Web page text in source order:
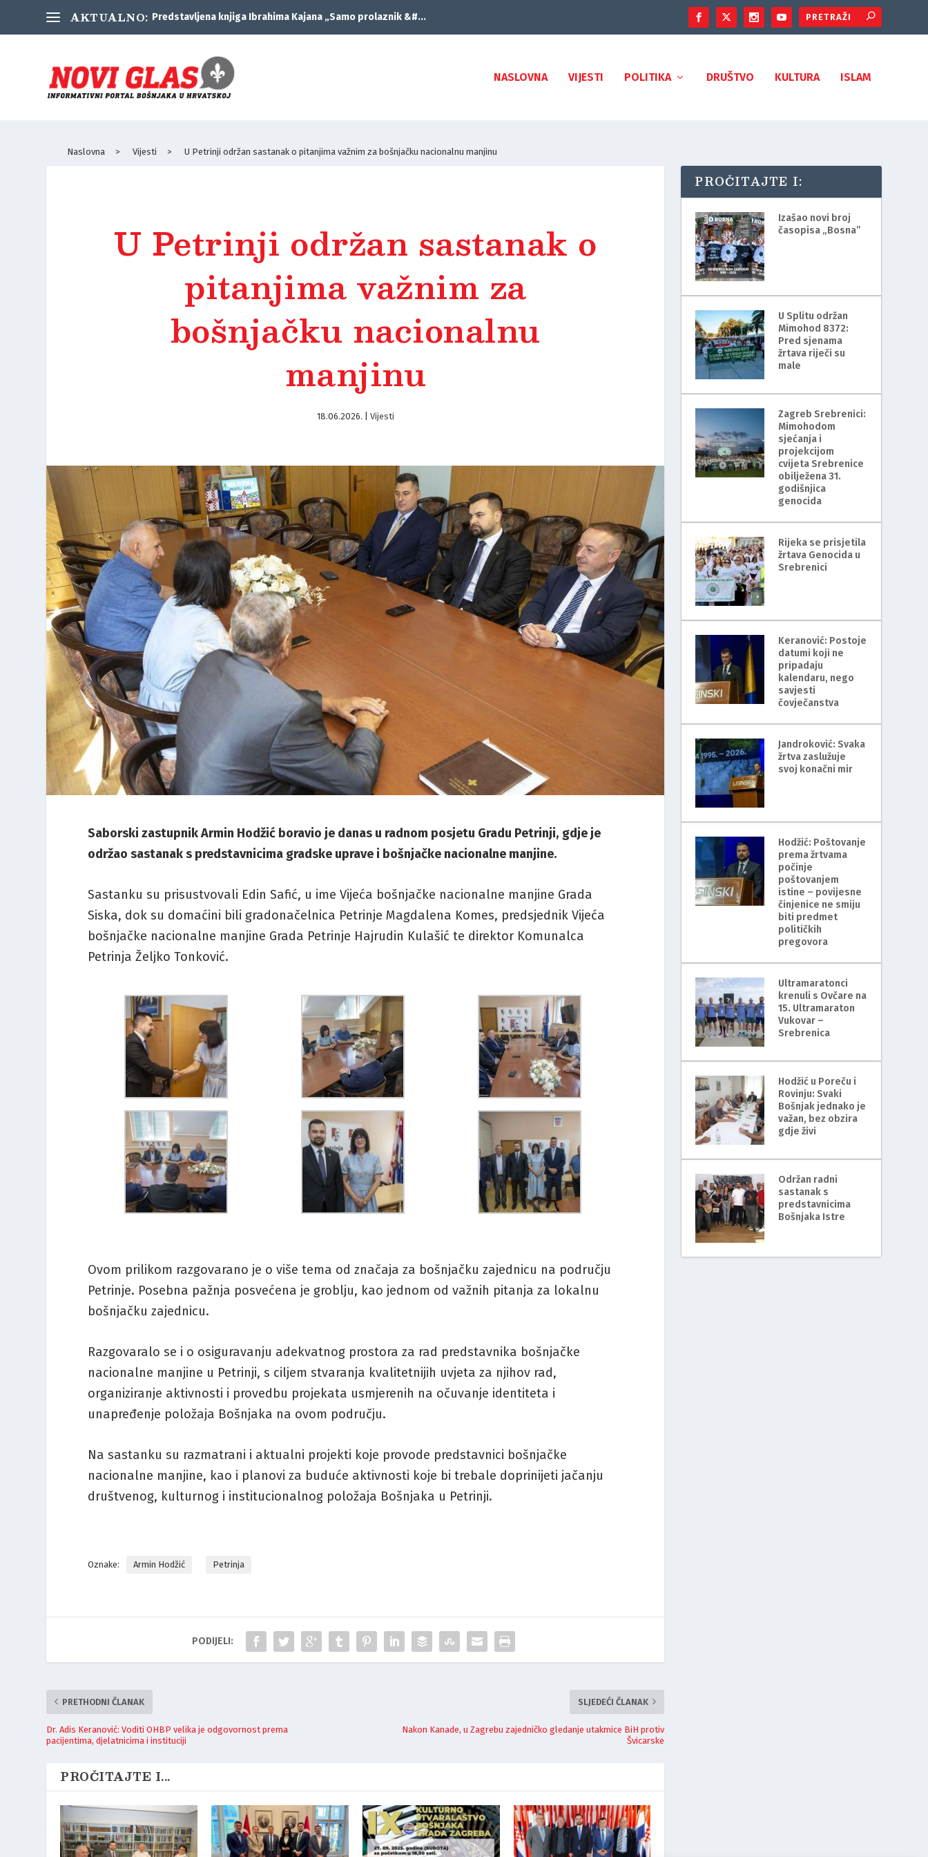
AKTUALNO: Predstavljena knjiga Ibrahima Kajana „Samo prolaznik &#...
NASLOVNA VIJESTI POLITIKA DRUŠTVO KULTURA ISLAM
Naslovna > Vijesti > U Petrinji održan sastanak o pitanjima važnim za bošnjačku nacionalnu manjinu
U Petrinji održan sastanak o
pitanjima važnim za
bošnjačku nacionalnu
manjinu
18.06.2026. Vijesti
Saborski zastupnik Armin Hodžić boravio je danas u radnom posjetu Gradu Petrinji, gdje je
održao sastanak s predstavnicima gradske uprave i bošnjačke nacionalne manjine.
Sastanku su prisustvovali Edin Safić, u ime Vijeća bošnjačke nacionalne manjine Grada
Siska, dok su domaćini bili gradonačelnica Petrinje Magdalena Komes, predsjednik Vijeća
bošnjačke nacionalne manjine Grada Petrinje Hajrudin Kulašić te direktor Komunalca
Petrinja Željko Tonković.
Ovom prilikom razgovarano je o više tema od značaja za bošnjačku zajednicu na području
Petrinje. Posebna pažnja posvećena je groblju, kao jednom od važnih pitanja za lokalnu
bošnjačku zajednicu.
Razgovaralo se i o osiguravanju adekvatnog prostora za rad predstavnika bošnjačke
nacionalne manjine u Petrinji, s ciljem stvaranja kvalitetnijih uvjeta za njihov rad,
organiziranje aktivnosti i provedbu projekata usmjerenih na očuvanje identiteta i
unapređenje položaja Bošnjaka na ovom području.
Na sastanku su razmatrani i aktualni projekti koje provode predstavnici bošnjačke
nacionalne manjine, kao i planovi za buduće aktivnosti koje bi trebale doprinijeti jačanju
društvenog, kulturnog i institucionalnog položaja Bošnjaka u Petrinji.
Oznake: Armin Hodžić Petrinja
PODIJELI:
PRETHODNI ČLANAK
Dr. Adis Keranović: Voditi OHBP velika je odgovornost prema
pacijentima, djelatnicima i instituciji
SLJEDEĆI ČLANAK
Nakon Kanade, u Zagrebu zajedničko gledanje utakmice BiH protiv
Švicarske
PROČITAJTE I...
PROČITAJTE I:
Izašao novi broj
časopisa „Bosna”
U Splitu održan
Mimohod 8372:
Pred sjenama
žrtava riječi su
male
Zagreb Srebrenici:
Mimohodom
sjećanja i
projekcijom
cvijeta Srebrenice
obilježena 31.
godišnjica
genocida
Rijeka se prisjetila
žrtava Genocida u
Srebrenici
Keranović: Postoje
datumi koji ne
pripadaju
kalendaru, nego
savjesti
čovječanstva
Jandroković: Svaka
žrtva zaslužuje
svoj konačni mir
Hodžić: Poštovanje
prema žrtvama
počinje
poštovanjem
istine – povijesne
činjenice ne smiju
biti predmet
političkih
pregovora
Ultramaratonci
krenuli s Ovčare na
15. Ultramaraton
Vukovar –
Srebrenica
Hodžić u Poreču i
Rovinju: Svaki
Bošnjak jednako je
važan, bez obzira
gdje živi
Održan radni
sastanak s
predstavnicima
Bošnjaka Istre